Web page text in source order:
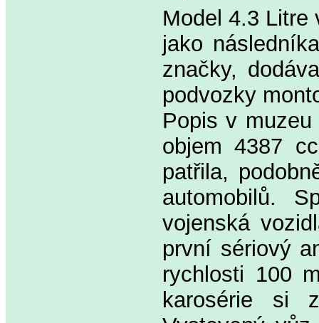
Model 4.3 Litre
jako
značky,
podvozky
Popis v
objem 4387
patřila,
automobilů.
vojenská
první sériový
rychlosti 100
karosérie si